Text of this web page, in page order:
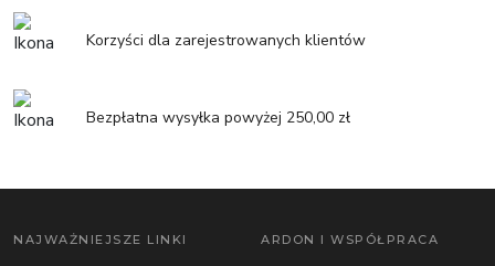
Korzyści dla zarejestrowanych klientów
Bezpłatna wysyłka powyżej 250,00 zł
NAJWAŻNIEJSZE LINKI ARDON I WSPÓŁPRACA